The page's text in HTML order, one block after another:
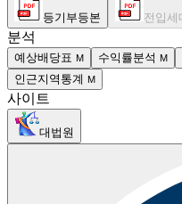
등기부등본 전입세
분석
예상배당표 M 수익률분석 M
인근지역통계 M
사이트
대법원